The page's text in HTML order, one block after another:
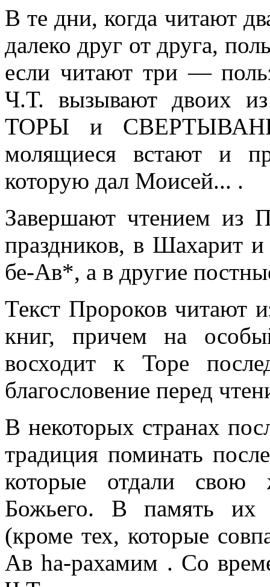
В те дни, когда читают
далеко друг от друга,
если читают три —
Ч.Т. вызывают двоих
ТОРЫ и
молящиеся встают и
которую дал Моисей... .
Завершают чтением из
праздников, в
бе-Ав*, а в другие
Текст Пророков читают
книг, причем на
восходит к Торе
благословение перед
В некоторых странах
традиция поминать
которые отдали
Божьего. В память их
(кроме тех, которые
Ав hа-рахамим . Со